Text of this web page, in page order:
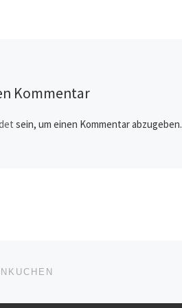
Kommentar
sein, um einen Kommentar abzugeben.